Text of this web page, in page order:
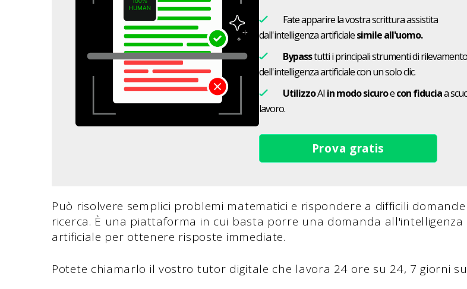
Fate apparire la vostra scrittura assistita
dall'intelligenza artificialesimile all'uomo.
Bypasstutti i principali strumenti di rilevamento
dell'intelligenza artificiale con un solo clic.
UtilizzoAI in modo sicuroecon fiduciaa
lavoro.
Prova gratis
Può risolvere semplici problemi matematici e rispondere a difficili
ricerca. È una piattaforma in cui basta porre una domanda all'intelligenza
artificiale per ottenere risposte immediate.
Potete chiamarlo il vostro tutor digitale che lavora 24 ore su 24, 7 giorni